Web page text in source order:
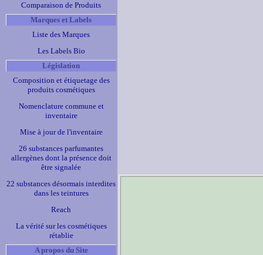
Comparaison de Produits
Marques et Labels
Liste des Marques
Les Labels Bio
Législation
Composition et étiquetage des
produits cosmétiques
Nomenclature commune et
inventaire
Mise à jour de l'inventaire
26 substances parfumantes
allergènes dont la présence doit
être signalée
22 substances désormais interdites
dans les teintures
Reach
La vérité sur les cosmétiques
rétablie
A propos du Site